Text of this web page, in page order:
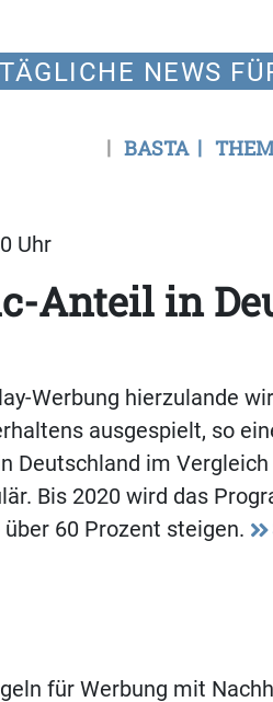
TÄGLICHE NEWS
BASTA
Uhr
Anteil in
Werbung hierzulande
ausgespielt, so
Deutschland im Vergleich
Bis 2020 wird das
60 Prozent steigen.
für Werbung mit